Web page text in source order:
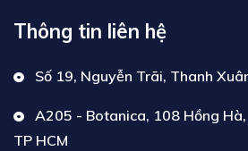
Thông tin liên hệ
Số 19, Nguyễn Trãi, Thanh
A205 - Botanica, 108 Hồng Hà,
TP HCM